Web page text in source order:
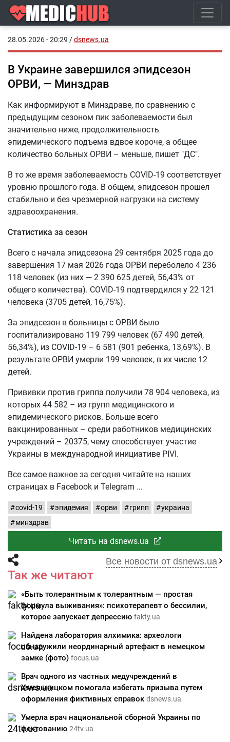
28.05.2026 - 20:29 /dsnews.ua
В Украине завершился эпидсезон
ОРВИ, — Минздрав
Как информируют в Минздраве, по сравнению с
предыдущим сезоном пик заболеваемости был
значительно ниже, продолжительность
эпидемического подъема вдвое короче, а общее
количество больных ОРВИ – меньше, пишет "ДС".
В то же время заболеваемость COVID-19 соответствует
уровню прошлого года. В общем, эпидсезон прошел
стабильно и без чрезмерной нагрузки на систему
здравоохранения.
Статистика за сезон
Всего с начала эпидсезона 29 сентября 2025 года до
завершения 17 мая 2026 года ОРВИ переболело 4 236
118 человек (из них — 2 390 625 детей, 56,43% от
общего количества). COVID-19 подтвердился у 22 121
человека (3705 детей, 16,75%).
За эпидсезон в больницы с ОРВИ было
госпитализировано 119 799 человек (67 490 детей,
56,34%), из COVID-19 – 6 581 (901 ребенка, 13,69%). В
результате ОРВИ умерли 199 человек, в их числе 12
детей.
Прививки против гриппа получили 78 904 человека, из
которых 44 582 – из групп медицинского и
эпидемического рисков. Больше всего
вакцинированных – среди работников медицинских
учреждений – 20375, чему способствует участие
Украины в международной инициативе PIVI.
Все самое важное за сегодня читайте на наших
страницах в Facebook и Telegram
covid-19 эпидемия орви грипп
украина
минздрав
Читать на dsnews.ua
Все новости от dsnews.ua
Так же читают
«Быть толерантным к толерантным — простая
формула выживания»: психотерапевт о бессилии,
которое запускает депрессию fakty.ua
Найдена лаборатория алхимика: археологи
обнаружили неординарный артефакт в немецком
замке (фото) focus.ua
Врач одного из частных медучреждений в
Хмельницком помогала избегать призыва путем
оформления фиктивных справок dsnews.ua
Умерла врач национальной сборной Украины по
фехтованию 24tv.ua